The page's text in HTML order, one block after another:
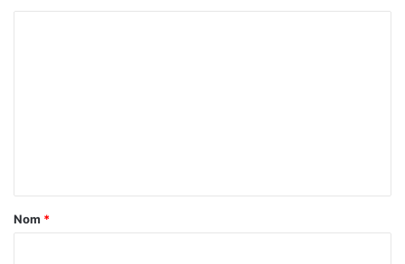
a
Nom *